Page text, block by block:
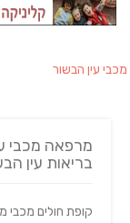
מכבי עין הבשור
מרפאה מכבי
בריאות עין
קופת חולים מכבי